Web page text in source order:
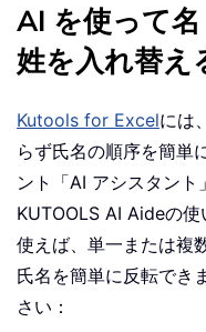
AI を使って
姓を入れ替え
Kutools for Excelには
らず氏名の順序を簡単
ント「AI アシスタント
KUTOOLS AI Aideの使
使えば、単一または複
氏名を簡単に反転でき
さい：